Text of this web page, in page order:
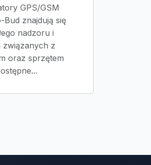
GPS/GSM
Bud znajdują się
nadzoru i
związanych z
oraz sprzętem